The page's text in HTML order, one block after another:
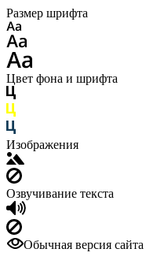
Размер шрифта
Цвет фона и шрифта
Изображения
Озвучивание текста
Обычная версия сайта